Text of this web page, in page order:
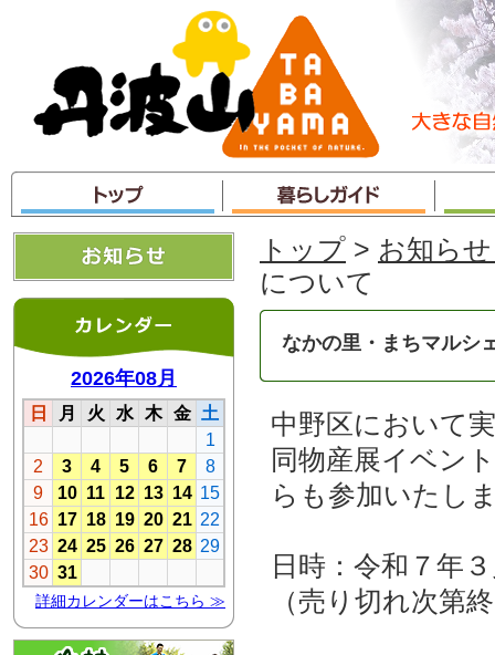
ャ
ン
プ
トップ > お知ら
について
なかの里・まちマルシ
中野区において
同物産展イベン
らも参加いたし
日時：令和７年
（売り切れ次第